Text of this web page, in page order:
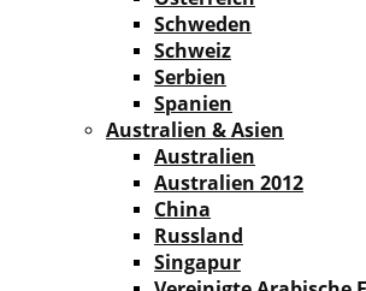
Schweden
Schweiz
Serbien
Spanien
Australien & Asien
Australien
Australien 2012
China
Russland
Singapur